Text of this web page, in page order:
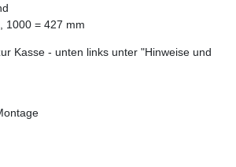
1000 = 427 mm
Kasse - unten links unter "Hinweise und